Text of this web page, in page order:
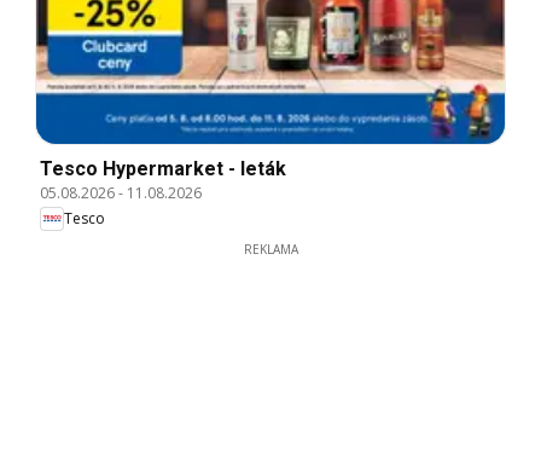
Tesco Hypermarket - leták
05.08.2026- 11.08.2026
Tesco
REKLAMA